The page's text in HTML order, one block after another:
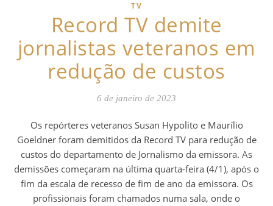
TV
Record TV demite
jornalistas veteranos em
redução de custos
6 de janeiro de 2023
Os repórteres veteranos Susan Hypolito e Maurílio
Goeldner foram demitidos da Record TV para redução de
custos do departamento de Jornalismo da emissora. As
demissões começaram na última quarta-feira (4/1), após o
fim da escala de recesso de fim de ano da emissora. Os
profissionais foram chamados numa sala, onde o